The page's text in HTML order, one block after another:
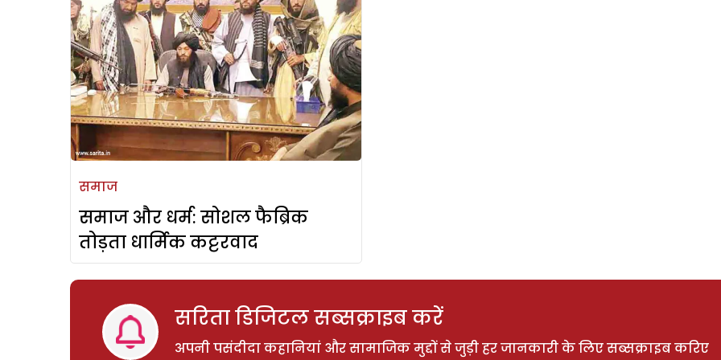
समाज
समाज और धर्म: सोशल फैब्रिक
तोड़ता धार्मिक कट्टरवाद
सरिता डिजिटल सब्सक्राइब करें
अपनी पसंदीदा कहानियां और सामाजिक मुद्दों से जुड़ी हर जानकारी के लिए सब्सक्राइब करिए